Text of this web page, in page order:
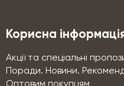
Корисна
Акції та спеціальні
Поради. Новини.
Оптовим покупцям